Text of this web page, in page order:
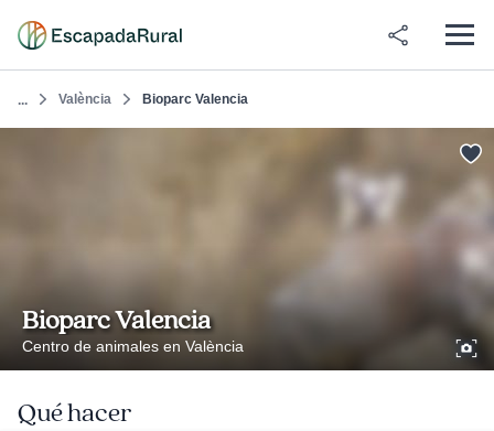
... València Bioparc Valencia
Bioparc Valencia
Centro de animales en València
Qué hacer